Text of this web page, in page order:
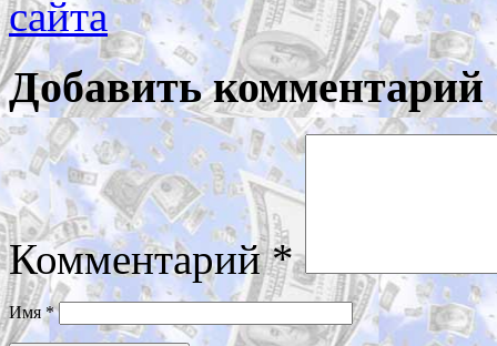
сайта
Добавить комментарий
Комментарий*
Имя *